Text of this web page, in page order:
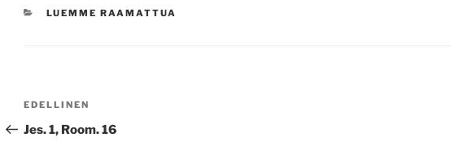
KATEGORIAT
LUEMME RAAMATTUA
Artikkelien
selaus
Edellinen
artikkeli
EDELLINEN
Jes. 1, Room. 16